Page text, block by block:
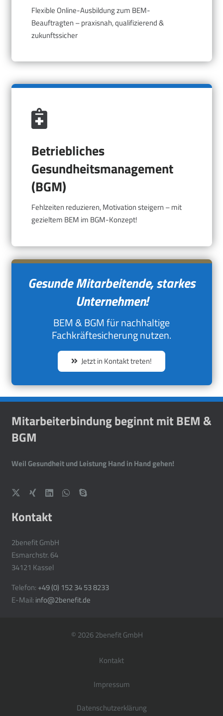
Flexible Online-Ausbildung zum BEM-
Beauftragten – praxisnah, qualifizierend &
zukunftssicher
Betriebliches
Gesundheitsmanagement
(BGM)
Fehlzeiten reduzieren, Motivation steigern – mit
gezieltem BEM im BGM-Konzept!
Gesunde Mitarbeitende, starkes
Unternehmen!
BEM & BGM für nachhaltige
Fachkräftesicherung nutzen.
Jetzt in Kontakt treten!
Mitarbeiterbindung beginnt mit BEM &
BGM
Weil Gesundheit und Leistung Hand in Hand gehen!
Kontakt
2benefit GmbH
Esmarchstr. 64
34121 Kassel
Telefon: +49 (0) 152 34 53 8233
E-Mail: info@2benefit.de
© 2026 2benefit GmbH
Kontakt
Impressum
Datenschutzerklärung